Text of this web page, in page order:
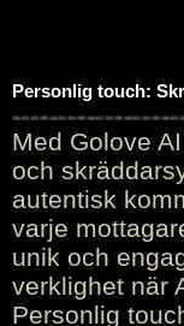
Personlig touch:
Med Golove
och
autentisk
varje
unik och
verklighet när
Personlig